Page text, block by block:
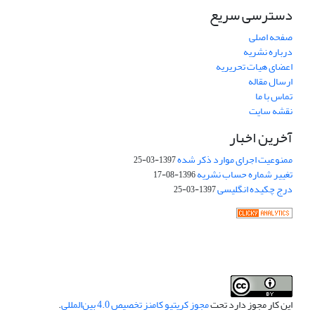
دسترسی سریع
صفحه اصلی
درباره نشریه
اعضای هیات تحریریه
ارسال مقاله
تماس با ما
نقشه سایت
آخرین اخبار
ممنوعیت اجرای موارد ذکر شده1397-03-25
تغییر شماره حساب نشریه1396-08-17
درج چکیده انگلیسی1397-03-25
این کار مجوز دارد تحتمجوز کریتیو کامنز تخصیص 4.0 بین‌المللی .